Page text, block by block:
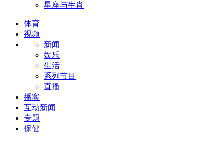
星座与生肖
体育
视频
新闻
娱乐
生活
系列节目
直播
播客
互动新闻
专题
保健